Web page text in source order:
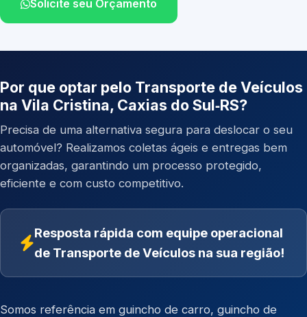
Solicite seu Orçamento
Por que optar pelo Transporte de Veículos
na Vila Cristina, Caxias do Sul‑RS?
Precisa de uma alternativa segura para deslocar o seu
automóvel? Realizamos coletas ágeis e entregas bem
organizadas, garantindo um processo protegido,
eficiente e com custo competitivo.
Resposta rápida com equipe operacional
de Transporte de Veículos na sua região!
Somos referência em guincho de carro, guincho de